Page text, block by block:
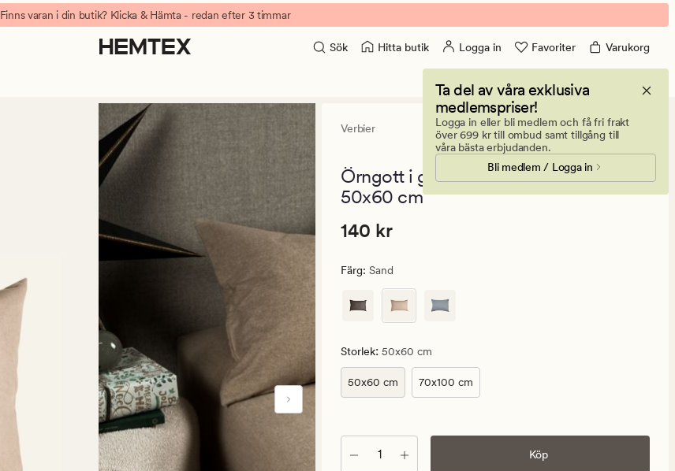
Finns varan i din butik? Klicka & Hämta - redan efter 3 timmar
Sök Hitta butik Logga in Favoriter Varukorg
Ta del av våra exklusiva
medlemspriser!
Logga in eller bli medlem och få fri frakt
över 699 kr till ombud samt tillgång till
våra bästa erbjudanden.
Bli medlem / Logga in
Verbier
29
omdömen
med
betyg
4.5
Örngott i garnfärgad flanell sand -
50x60 cm
Pris
kr.
Ordinarie
pris
Pris 140 kr
140 kr
Färg: Sand
Storlek: 50x60 cm
50x60 cm 70x100 cm
Antal Köp